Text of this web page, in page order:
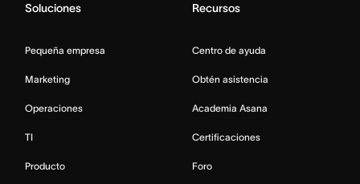
Soluciones
Pequeña empresa
Marketing
Operaciones
TI
Producto
Recursos
Centro de ayuda
Obtén asistencia
Academia Asana
Certificaciones
Foro